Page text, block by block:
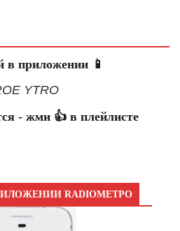
в приложении 📱
YTRO
- жми 👍 в плейлисте
RADIOМЕТРО